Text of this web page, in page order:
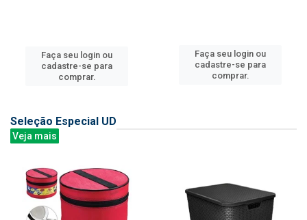
Faça seu login ou
cadastre-se para
comprar.
Faça seu login ou
cadastre-se para
comprar.
Seleção Especial UD
Veja mais